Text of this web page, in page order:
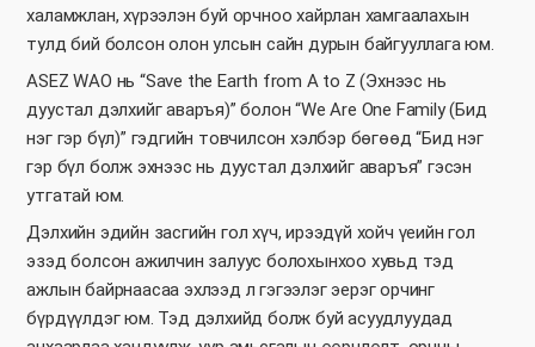
халамжлан, хүрээлэн буй орчноо хайрлан хамгаалахын
тулд бий болсон олон улсын сайн дурын байгууллага юм.
ASEZ WAO нь “Save the Earth from A to Z (Эхнээс нь
дуустал дэлхийг аваръя)” болон “We Are One Family (Бид
нэг гэр бүл)” гэдгийн товчилсон хэлбэр бөгөөд “Бид нэг
гэр бүл болж эхнээс нь дуустал дэлхийг аваръя” гэсэн
утгатай юм.
Дэлхийн эдийн засгийн гол хүч, ирээдүй хойч үеийн гол
эзэд болсон ажилчин залуус болохынхоо хувьд тэд
ажлын байрнаасаа эхлээд л гэгээлэг эерэг орчинг
бүрдүүлдэг юм. Тэд дэлхийд болж буй асуудлуудад